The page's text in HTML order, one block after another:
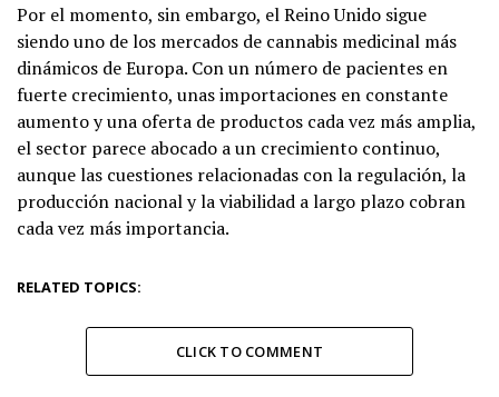
Por el momento, sin embargo, el Reino Unido sigue
siendo uno de los mercados de cannabis medicinal más
dinámicos de Europa. Con un número de pacientes en
fuerte crecimiento, unas importaciones en constante
aumento y una oferta de productos cada vez más amplia,
el sector parece abocado a un crecimiento continuo,
aunque las cuestiones relacionadas con la regulación, la
producción nacional y la viabilidad a largo plazo cobran
cada vez más importancia.
RELATED TOPICS:
CLICK TO COMMENT